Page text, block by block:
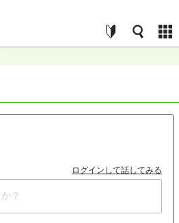
ログインして話してみる